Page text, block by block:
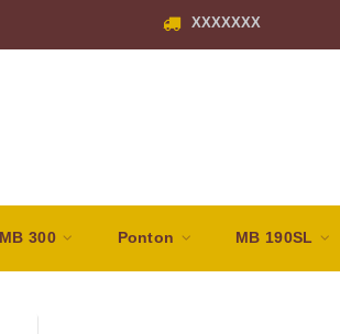
XXXXXXX
MB 300 Ponton MB 190SL